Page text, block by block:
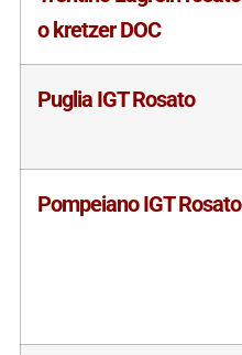
o kretzer DOC
Puglia IGT Rosato
Pompeiano IGT Rosato